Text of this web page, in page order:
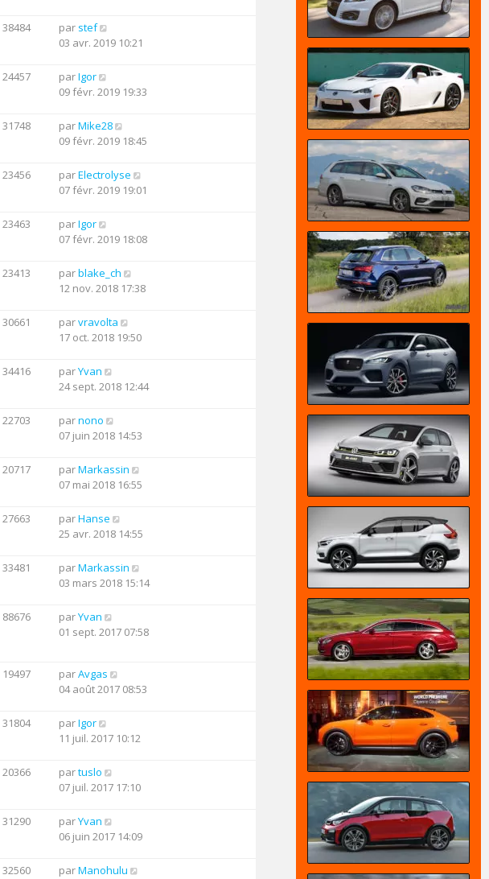
38484 par stef
03 avr. 2019 10:21
24457 parIgor
09 févr. 2019 19:33
31748 parMike28
09 févr. 2019 18:45
23456 parElectrolyse
07 févr. 2019 19:01
23463 parIgor
07 févr. 2019 18:08
23413 parblake_ch
12 nov. 2018 17:38
30661 parvravolta
17 oct. 2018 19:50
34416 parYvan
24 sept. 2018 12:44
22703 parnono
07 juin 2018 14:53
20717 parMarkassin
07 mai 2018 16:55
27663 parHanse
25 avr. 2018 14:55
33481 parMarkassin
03 mars 2018 15:14
88676 parYvan
01 sept. 2017 07:58
19497 parAvgas
04 août 2017 08:53
31804 parIgor
11 juil. 2017 10:12
20366 partuslo
07 juil. 2017 17:10
31290 parYvan
06 juin 2017 14:09
32560 parManohulu